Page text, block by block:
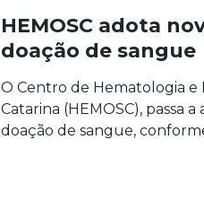
HEMOSC adota
doação de sangue
O Centro de Hematologia e
Catarina (HEMOSC), passa
doação de sangue,